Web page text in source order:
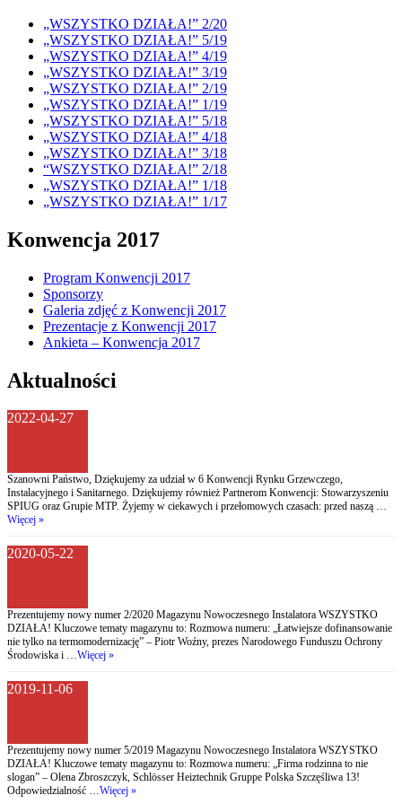
„WSZYSTKO DZIAŁA!” 2/20
„WSZYSTKO DZIAŁA!” 5/19
„WSZYSTKO DZIAŁA!” 4/19
„WSZYSTKO DZIAŁA!” 3/19
„WSZYSTKO DZIAŁA!” 2/19
„WSZYSTKO DZIAŁA!” 1/19
„WSZYSTKO DZIAŁA!” 5/18
„WSZYSTKO DZIAŁA!” 4/18
„WSZYSTKO DZIAŁA!” 3/18
“WSZYSTKO DZIAŁA!” 2/18
„WSZYSTKO DZIAŁA!” 1/18
„WSZYSTKO DZIAŁA!” 1/17
Konwencja 2017
Program Konwencji 2017
Sponsorzy
Galeria zdjęć z Konwencji 2017
Prezentacje z Konwencji 2017
Ankieta – Konwencja 2017
Aktualności
2022-04-27
Szanowni Państwo, Dziękujemy za udział w 6 Konwencji Rynku Grzewczego,
Instalacyjnego i Sanitarnego. Dziękujemy również Partnerom Konwencji: Stowarzyszeniu
SPIUG oraz Grupie MTP. Żyjemy w ciekawych i przełomowych czasach: przed naszą …
Więcej »
2020-05-22
Prezentujemy nowy numer 2/2020 Magazynu Nowoczesnego Instalatora WSZYSTKO
DZIAŁA! Kluczowe tematy magazynu to: Rozmowa numeru: „Łatwiejsze dofinansowanie
nie tylko na termomodernizację” – Piotr Woźny, prezes Narodowego Funduszu Ochrony
Środowiska i …Więcej »
2019-11-06
Prezentujemy nowy numer 5/2019 Magazynu Nowoczesnego Instalatora WSZYSTKO
DZIAŁA! Kluczowe tematy magazynu to: Rozmowa numeru: „Firma rodzinna to nie
slogan” – Olena Zbroszczyk, Schlösser Heiztechnik Gruppe Polska Szczęśliwa 13!
Odpowiedzialność …Więcej »